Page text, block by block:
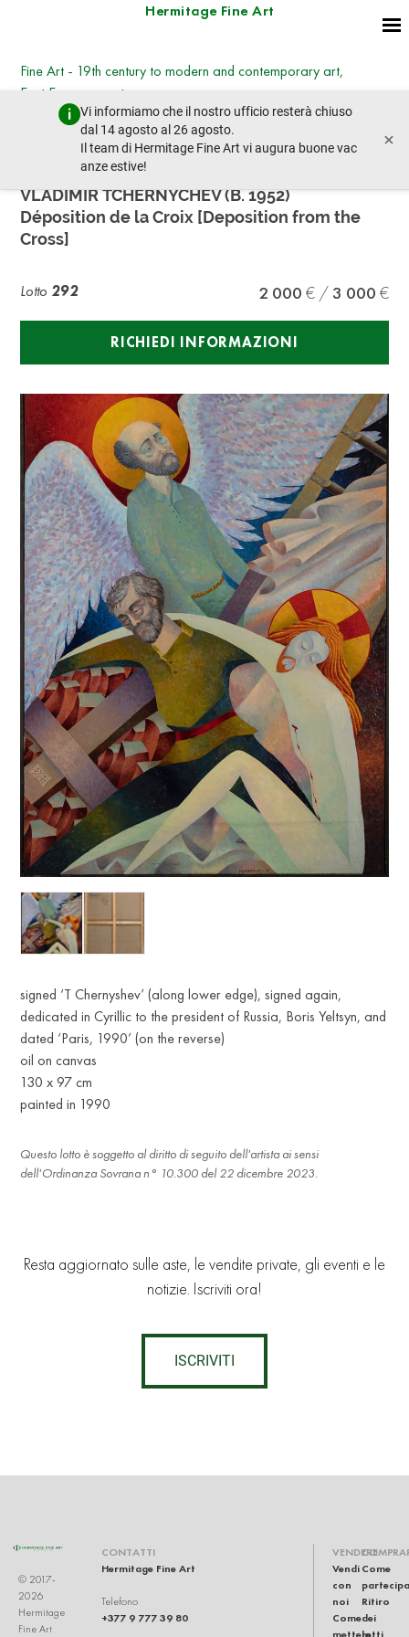
Hermitage Fine Art
Vi informiamo che il nostro ufficio resterà chiuso
dal 14 agosto al 26 agosto.
Il team di Hermitage Fine Art vi augura buone vac
anze estive!
×
Fine Art - 19th century to modern and contemporary art,
East European art
mercoledì 8 marzo 2023 - 14:30
lotto precedente lotto prossimo
VLADIMIR TCHERNYCHEV (B. 1952)
Déposition de la Croix [Deposition from the
Cross]
Lotto 292 2 000 3 000
RICHIEDI INFORMAZIONI
signed ‘T Chernyshev’ (along lower edge), signed again,
dedicated in Cyrillic to the president of Russia, Boris Yeltsyn, and
dated ‘Paris, 1990’ (on the reverse)
oil on canvas
130 x 97 cm
painted in 1990
Questo lotto è soggetto al diritto di seguito dell'artista ai sensi
dell'Ordinanza Sovrana n° 10.300 del 22 dicembre 2023.
Resta aggiornato sulle aste, le vendite private, gli eventi e le
notizie. Iscriviti ora!
ISCRIVITI
© 2017-
2026
Hermitage
Fine Art
CONTATTI
Hermitage Fine Art
Telefono
+377 9 777 39 80
VENDERE
Vendi
con
noi
Come
mettere
Come
Ritiro
dei
lotti